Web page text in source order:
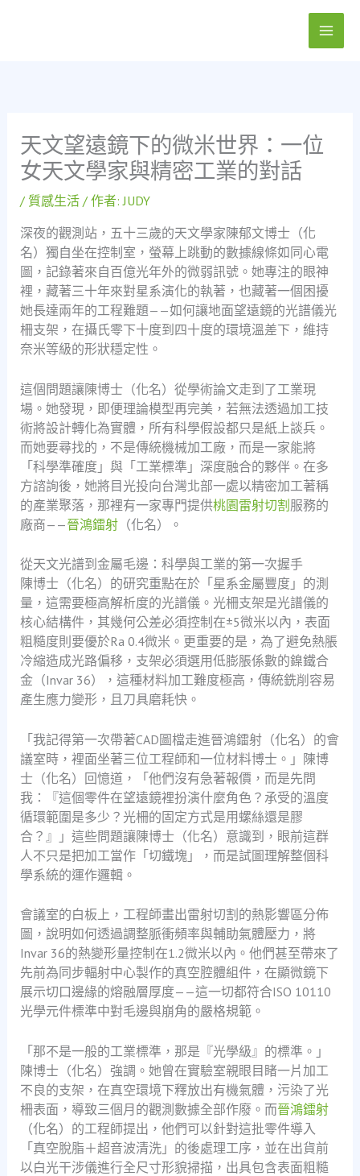
天文望遠鏡下的微米世界：一位
女天文學家與精密工業的對話
/ 質感生活/ 作者:JUDY
深夜的觀測站，五十三歲的天文學家陳郁文博士（化
名）獨自坐在控制室，螢幕上跳動的數據線條如同心電
圖，記錄著來自百億光年外的微弱訊號。她專注的眼神
裡，藏著三十年來對星系演化的執著，也藏著一個困擾
她長達兩年的工程難題——如何讓地面望遠鏡的光譜儀光
柵支架，在攝氏零下十度到四十度的環境溫差下，維持
奈米等級的形狀穩定性。
這個問題讓陳博士（化名）從學術論文走到了工業現
場。她發現，即便理論模型再完美，若無法透過加工技
術將設計轉化為實體，所有科學假設都只是紙上談兵。
而她要尋找的，不是傳統機械加工廠，而是一家能將
「科學準確度」與「工業標準」深度融合的夥伴。在多
方諮詢後，她將目光投向台灣北部一處以精密加工著稱
的產業聚落，那裡有一家專門提供桃園雷射切割服務的
廠商——晉鴻鐳射（化名）。
從天文光譜到金屬毛邊：科學與工業的第一次握手
陳博士（化名）的研究重點在於「星系金屬豐度」的測
量，這需要極高解析度的光譜儀。光柵支架是光譜儀的
核心結構件，其幾何公差必須控制在±5微米以內，表面
粗糙度則要優於Ra 0.4微米。更重要的是，為了避免熱脹
冷縮造成光路偏移，支架必須選用低膨脹係數的鎳鐵合
金（Invar 36），這種材料加工難度極高，傳統銑削容易
產生應力變形，且刀具磨耗快。
「我記得第一次帶著CAD圖檔走進晉鴻鐳射（化名）的會
議室時，裡面坐著三位工程師和一位材料博士。」陳博
士（化名）回憶道，「他們沒有急著報價，而是先問
我：『這個零件在望遠鏡裡扮演什麼角色？承受的溫度
循環範圍是多少？光柵的固定方式是用螺絲還是膠
合？』」這些問題讓陳博士（化名）意識到，眼前這群
人不只是把加工當作「切鐵塊」，而是試圖理解整個科
學系統的運作邏輯。
會議室的白板上，工程師畫出雷射切割的熱影響區分佈
圖，說明如何透過調整脈衝頻率與輔助氣體壓力，將
Invar 36的熱變形量控制在1.2微米以內。他們甚至帶來了
先前為同步輻射中心製作的真空腔體組件，在顯微鏡下
展示切口邊緣的熔融層厚度——這一切都符合ISO 10110
光學元件標準中對毛邊與崩角的嚴格規範。
「那不是一般的工業標準，那是『光學級』的標準。」
陳博士（化名）強調。她曾在實驗室親眼目睹一片加工
不良的支架，在真空環境下釋放出有機氣體，污染了光
柵表面，導致三個月的觀測數據全部作廢。而晉鴻鐳射
（化名）的工程師提出，他們可以針對這批零件導入
「真空脫脂＋超音波清洗」的後處理工序，並在出貨前
以白光干涉儀進行全尺寸形貌掃描，出具包含表面粗糙